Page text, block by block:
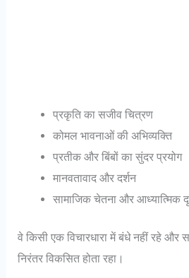
प्रकृति का सजीव चित्रण
कोमल भावनाओं की अभिव्यक्ति
प्रतीक और बिंबों का सुंदर प्रयोग
मानवतावाद और दर्शन
सामाजिक चेतना और आध्यात्मिक
वे किसी एक विचारधारा में बंधे नहीं रहे
निरंतर विकसित होता रहा।